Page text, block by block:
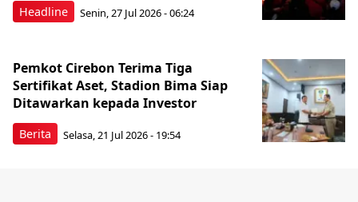
Headline Senin, 27 Jul 2026 - 06:24
Berita
Pemkot Cirebon Terima Tiga
Sertifikat Aset, Stadion Bima Siap
Ditawarkan kepada Investor
Selasa, 21 Jul 2026 - 19:54